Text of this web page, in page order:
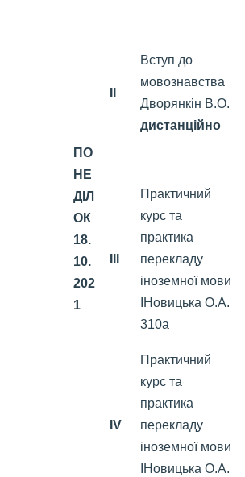
ПО
НЕ
ДІЛ
ОК
18.
10.
202
1
Вступ до
мовознавства
Дворянкін В.О.
дистанційно
Практичний
курс та
практика
перекладу
іноземної мови
ІНовицька О.А.
310а
IV
Практичний
курс та
практика
перекладу
іноземної мови
ІНовицька О.А.